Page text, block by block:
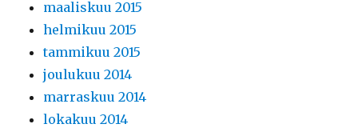
maaliskuu 2015
helmikuu 2015
tammikuu 2015
joulukuu 2014
marraskuu 2014
lokakuu 2014